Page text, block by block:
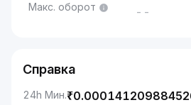
Макс. оборот --
Справка
24h Мин.₹